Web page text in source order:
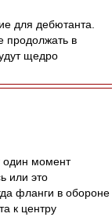
для дебютанта.
продолжать в
щедро
один момент
или это
фланги в обороне
к центру